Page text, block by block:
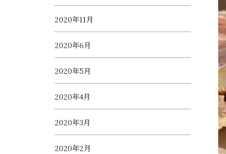
2020年11月
2020年6月
2020年5月
2020年4月
2020年3月
2020年2月